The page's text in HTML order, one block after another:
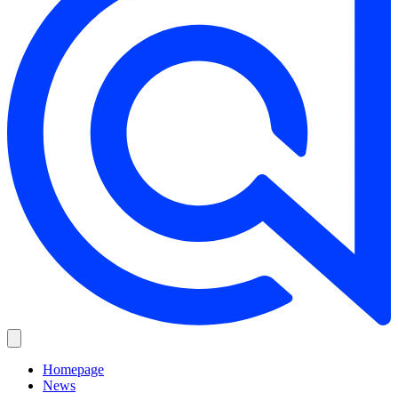
Homepage
News